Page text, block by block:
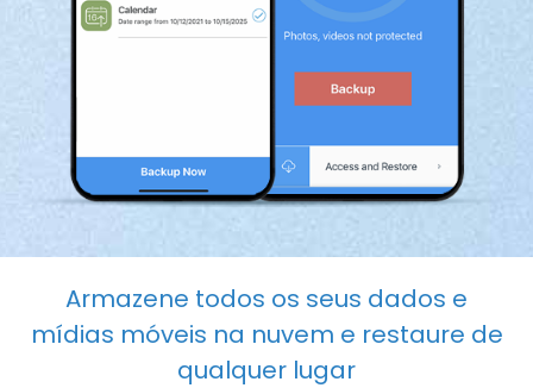
Armazene todos os seus dados e
mídias móveis na nuvem e restaure de
qualquer lugar